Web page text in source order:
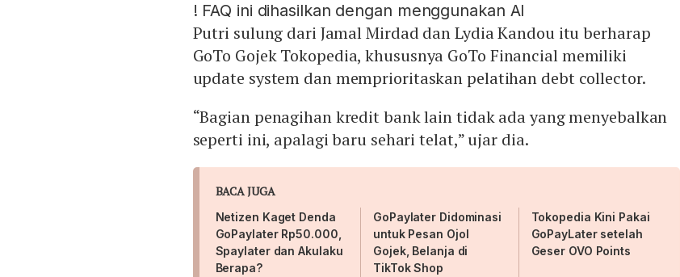
! FAQ ini dihasilkan dengan menggunakan AI
Putri sulung dari Jamal Mirdad dan Lydia Kandou itu berharap
GoTo Gojek Tokopedia, khususnya GoTo Financial memiliki
update system dan memprioritaskan pelatihan debt collector.
“Bagian penagihan kredit bank lain tidak ada yang menyebalkan
seperti ini, apalagi baru sehari telat,” ujar dia.
BACA JUGA
Netizen Kaget Denda
GoPaylater Rp50.000,
Spaylater dan Akulaku
Berapa?
GoPaylater Didominasi
untuk Pesan Ojol
Gojek, Belanja di
TikTok Shop
Tokopedia Kini Pakai
GoPayLater setelah
Geser OVO Points